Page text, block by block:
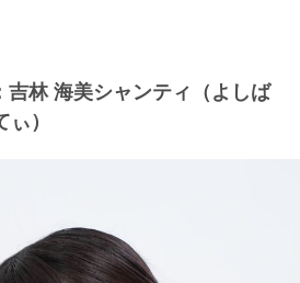
吉林 海美シャンティ（よしば
）